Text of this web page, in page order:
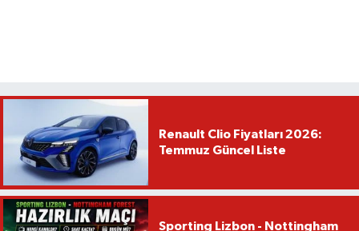
Renault Clio Fiyatları 2026:
Temmuz Güncel Liste
Sporting Lizbon - Nottingham